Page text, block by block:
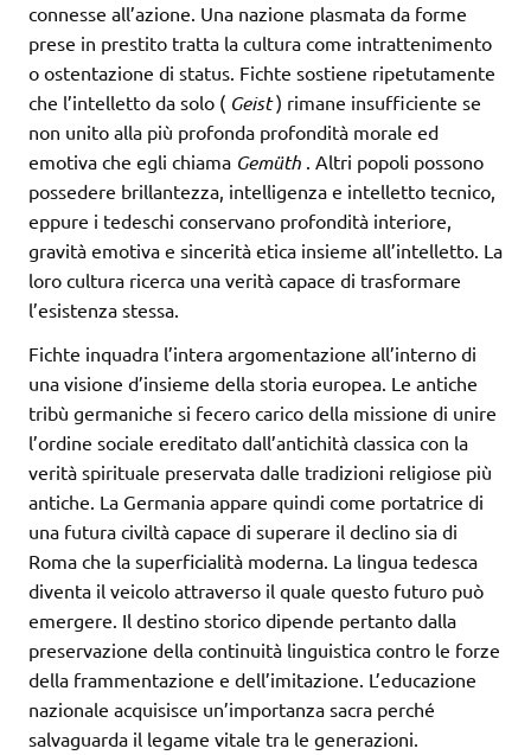
connesse all’azione. Una nazione plasmata da forme
prese in prestito tratta la cultura come intrattenimento
o ostentazione di status. Fichte sostiene ripetutamente
che l’intelletto da solo ( Geist) rimane insufficiente se
non unito alla più profonda profondità morale ed
emotiva che egli chiama Gemüth . Altri popoli possono
possedere brillantezza, intelligenza e intelletto tecnico,
eppure i tedeschi conservano profondità interiore,
gravità emotiva e sincerità etica insieme all’intelletto. La
loro cultura ricerca una verità capace di trasformare
l’esistenza stessa.
Fichte inquadra l’intera argomentazione all’interno di
una visione d’insieme della storia europea. Le antiche
tribù germaniche si fecero carico della missione di unire
l’ordine sociale ereditato dall’antichità classica con la
verità spirituale preservata dalle tradizioni religiose più
antiche. La Germania appare quindi come portatrice di
una futura civiltà capace di superare il declino sia di
Roma che la superficialità moderna. La lingua tedesca
diventa il veicolo attraverso il quale questo futuro può
emergere. Il destino storico dipende pertanto dalla
preservazione della continuità linguistica contro le forze
della frammentazione e dell’imitazione. L’educazione
nazionale acquisisce un’importanza sacra perché
salvaguarda il legame vitale tra le generazioni.